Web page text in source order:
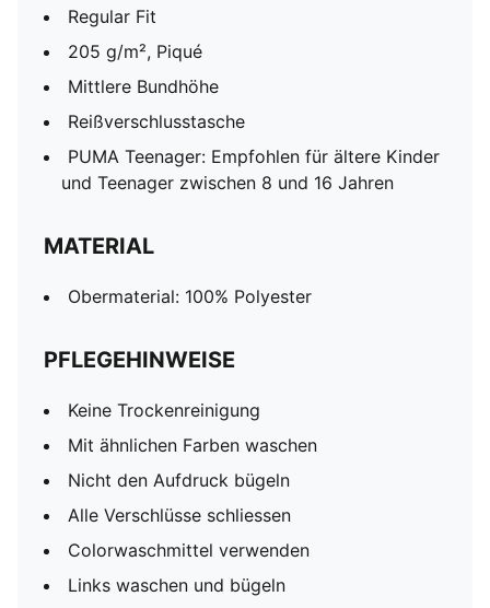
Regular Fit
205 g/m², Piqué
Mittlere Bundhöhe
Reißverschlusstasche
PUMA Teenager: Empfohlen für ältere Kinder
und Teenager zwischen 8 und 16 Jahren
MATERIAL
Obermaterial: 100% Polyester
PFLEGEHINWEISE
Keine Trockenreinigung
Mit ähnlichen Farben waschen
Nicht den Aufdruck bügeln
Alle Verschlüsse schliessen
Colorwaschmittel verwenden
Links waschen und bügeln